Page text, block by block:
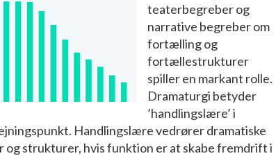
teaterbegreber og
narrative begreber om
fortælling og
fortællestrukturer
spiller en markant rolle.
Dramaturgi betyder
’handlingslære’ i
Handlingslære vedrører dramatiske
strukturer, hvis funktion er at skabe fremdrift i